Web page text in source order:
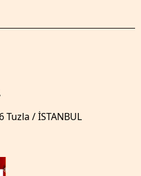
Tuzla / İSTANBUL